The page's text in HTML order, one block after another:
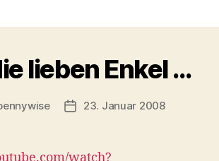
lieben Enkel …
Veröffentlichungsdatum
23. Januar 2008